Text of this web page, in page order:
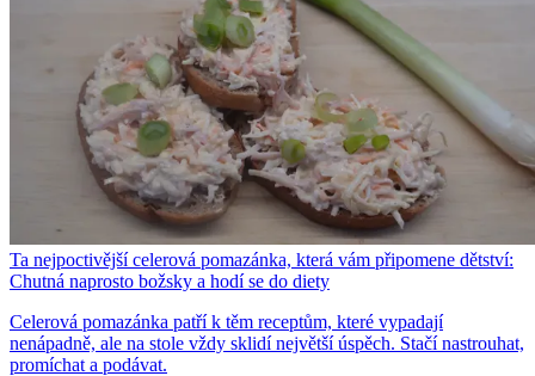
Ta nejpoctivější celerová pomazánka, která vám připomene dětství:
Chutná naprosto božsky a hodí se do diety
Celerová pomazánka patří k těm receptům, které vypadají
nenápadně, ale na stole vždy sklidí největší úspěch. Stačí nastrouhat,
promíchat a podávat.